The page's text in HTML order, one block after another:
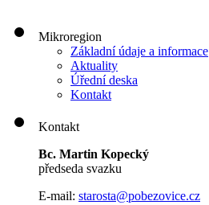
Mikroregion
Základní údaje a informace
Aktuality
Úřední deska
Kontakt
Kontakt
Bc. Martin Kopecký
předseda svazku
E-mail: starosta@pobezovice.cz